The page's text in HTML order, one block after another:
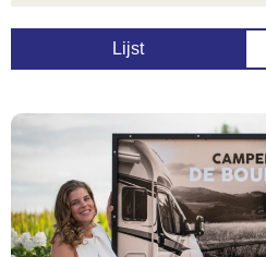
Lijst